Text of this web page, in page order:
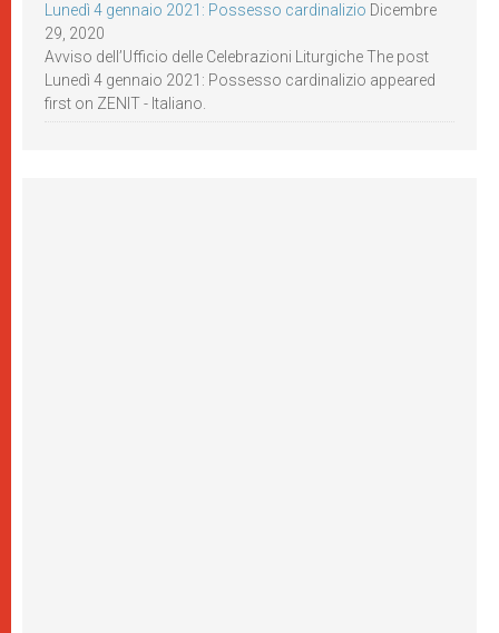
Lunedì 4 gennaio 2021: Possesso cardinalizio Dicembre
29, 2020
Avviso dell’Ufficio delle Celebrazioni Liturgiche The post
Lunedì 4 gennaio 2021: Possesso cardinalizio appeared
first on ZENIT - Italiano.